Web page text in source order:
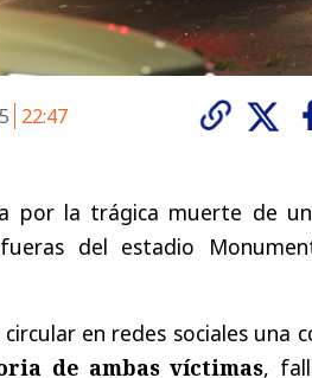
22:47
por la trágica muerte de
del estadio
en redes sociales una
de ambas víctimas,